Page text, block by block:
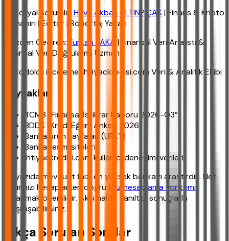
Editoryal Sorumlu: Hava Akbaş ALTINPIÇAK| Finans & Kripto
Muhabiri | Editör | Röportaj Yazarı
Gözden Geçiren: Furkan YAKA | Finansal Veri Analisti &
Finansal Veri Doğrulama Uzmanı
Metodoloji inceleme: ihtiyackredisi.com Veri & Analitik Ekibi
Kaynaklar
TCMB “Finansal İstikrar Raporu 2026-Q3”
BDDK “Kredi Eğilim Anketi 2026”
Banka ürün sayfaları (URL’li)
Banka resmi siteleri
ihtiyackredisi.com kullanıcı deneyimi verileri
Bu yazıda mevduat faizi en yüksek bankayı araştırdık. Net
getirinizi hesaplarken doğru faiz hesaplama yöntemi
kullanmak önemlidir. Aksi halde yanıltıcı sonuçlarla
karşılaşabilirsiniz.
Sıkça Sorulan Sorular